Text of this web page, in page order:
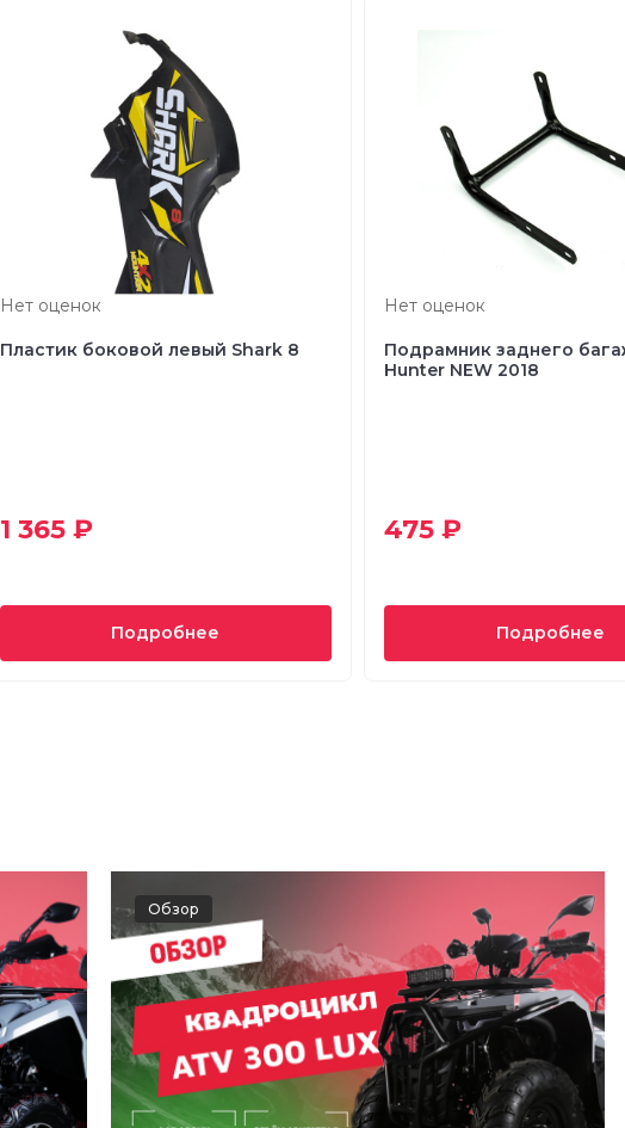
Нет оценок
Пластик боковой левый Shark 8
1 365 ₽
Подробнее
Нет оценок
Подрамник заднего
Hunter NEW 2018
475 ₽
Подробнее
Обзор